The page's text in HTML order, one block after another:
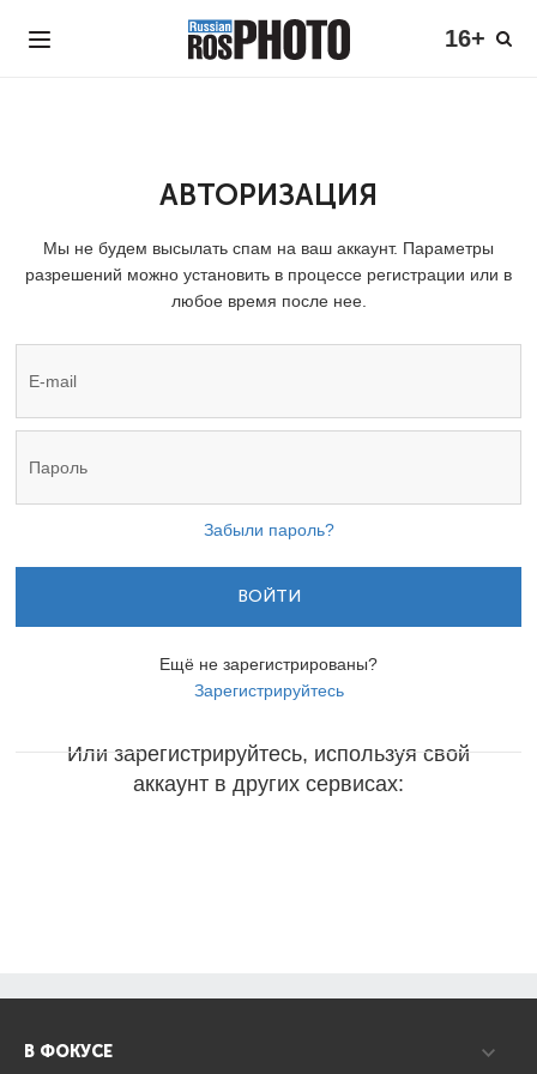
16+
АВТОРИЗАЦИЯ
Мы не будем высылать спам на ваш аккаунт. Параметры
разрешений можно установить в процессе регистрации или в
любое время после нее.
Забыли пароль?
ВОЙТИ
Ещё не зарегистрированы?
Зарегистрируйтесь
Или зарегистрируйтесь, используя свой
аккаунт в других сервисах:
В ФОКУСЕ